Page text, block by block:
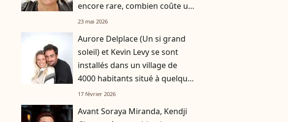
encore rare, combien coûte un
week-end bien-être à ses côtés
23 mai 2026
Aurore Delplace (Un si grand
soleil) et Kevin Levy se sont
installés dans un village de
4000 habitants situé à quelques
kilomètre de la métropole la
17 février 2026
Avant Soraya Miranda, Kendji